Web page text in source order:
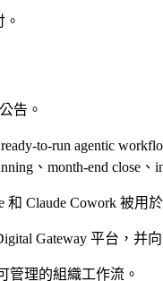
告。
to-run agentic
、month-end close
和 Claude Cowork 被
Gateway 平台，并
管理的組織工作流。